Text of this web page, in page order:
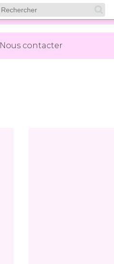
Nous contacter